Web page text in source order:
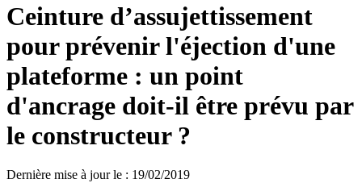
Ceinture d’assujettissement
pour prévenir l'éjection d'une
plateforme : un point
d'ancrage doit-il être prévu par
le constructeur ?
Dernière mise à jour le : 19/02/2019